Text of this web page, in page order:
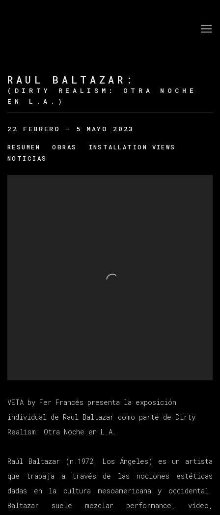
RAUL BALTAZAR :
(DIRTY REALISM: OTRA NOCHE
EN L.A.)
22 FEBRERO - 5 MAYO 2023
RESUMEN OBRAS
INSTALLATION VIEWS
NOTICIAS
VETA by Fer Francés presenta la exposición
individual de Raul Baltazar como parte de Dirty
Realism: Otra Noche en L.A.
Raúl Baltazar (n.1972, Los Ángeles) es un artista
que trabaja a través de las nociones estéticas
dadas en la cultura mesoamericana y occidental.
Baltazar suele mezclar performance, vídeo,